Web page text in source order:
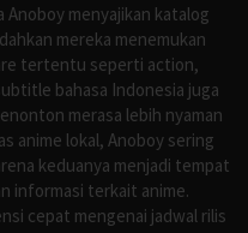
Anoboy menyajikan katalog
mereka menemukan
tertentu seperti action,
bahasa Indonesia juga
merasa lebih nyaman
anime lokal, Anoboy sering
keduanya menjadi tempat
informasi terkait anime.
cepat mengenai jadwal rilis